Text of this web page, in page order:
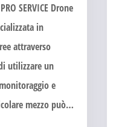
SERVICE Drone
in
attraverso
utilizzare un
e
mezzo può…